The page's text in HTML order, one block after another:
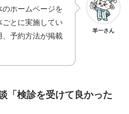
羊一さん
のホームページを
とに実施してい
、予約方法が掲載
「検診を受けて良かった